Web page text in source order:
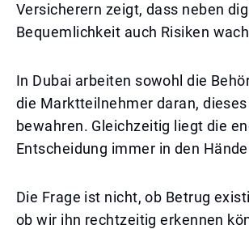
Versicherern zeigt, dass neben
Bequemlichkeit auch Risiken
In Dubai arbeiten sowohl die
die Marktteilnehmer daran,
bewahren. Gleichzeitig liegt die
Entscheidung immer in den
Die Frage ist nicht, ob Betrug
ob wir ihn rechtzeitig erkennen